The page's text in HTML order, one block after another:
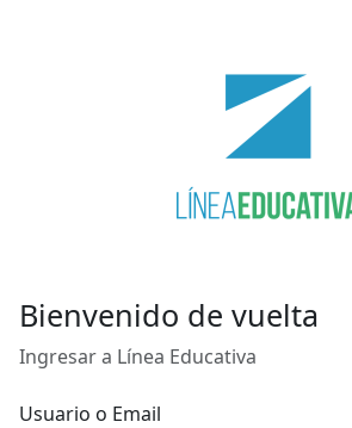
Bienvenido de vuelta
Ingresar a Línea Educativa
Usuario o Email